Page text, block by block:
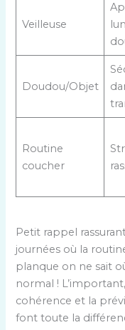
Veilleuse
Doudou/Objet
Routine
coucher
Petit rappel
journées où la
planque on ne sait
normal !
cohérence et la
font toute la